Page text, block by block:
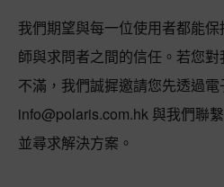
我們期望與每一位使用者都能
師與求問者之間的信任。若您
不滿，我們誠摨邀請您先透過電
info@polaris.com.hk 與我們聯
並尋求解決方案。